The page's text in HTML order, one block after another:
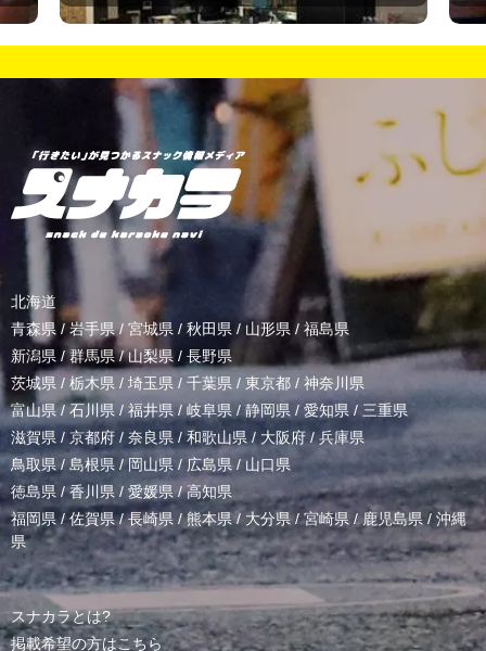
北海道
青森県 / 岩手県/ 宮城県 / 秋田県 / 山形県/ 福島県
新潟県 /群馬県/山梨県 / 長野県
茨城県 / 栃木県 / 埼玉県 / 千葉県 / 東京都 / 神奈川県
富山県 /石川県/福井県/岐阜県 / 静岡県 / 愛知県 / 三重県
滋賀県 / 京都府 / 奈良県 / 和歌山県/ 大阪府 /兵庫県
鳥取県/ 島根県 /岡山県/ 広島県 / 山口県
徳島県 /香川県 / 愛媛県/高知県
福岡県/佐賀県/長崎県 /熊本県/ 大分県/宮崎県 /鹿児島県 / 沖縄
県
スナカラとは?
掲載希望の方はこちら